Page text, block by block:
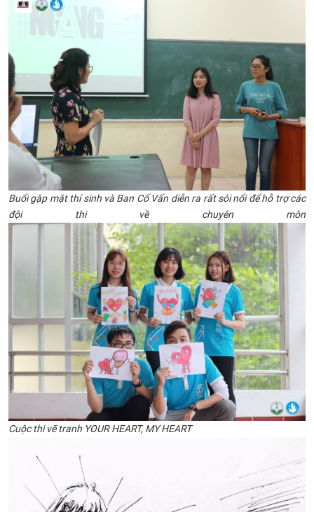
Buổi gặp mặt thí sinh và Ban Cố Vấn diễn ra rất sôi nổiđể hỗ trợ các
đội thi về chuyên môn
Cuộc thi vẽ tranh YOUR HEART, MY HEART